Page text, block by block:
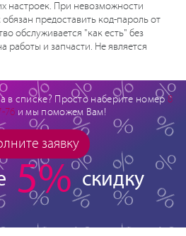
настроек. При невозможности
предоставить код-пароль от
обслуживается "как есть" без
работы и запчасти. Не является
в списке? Просто наберите номер 8
76 и мы поможем Вам!
заявку
5% скидку